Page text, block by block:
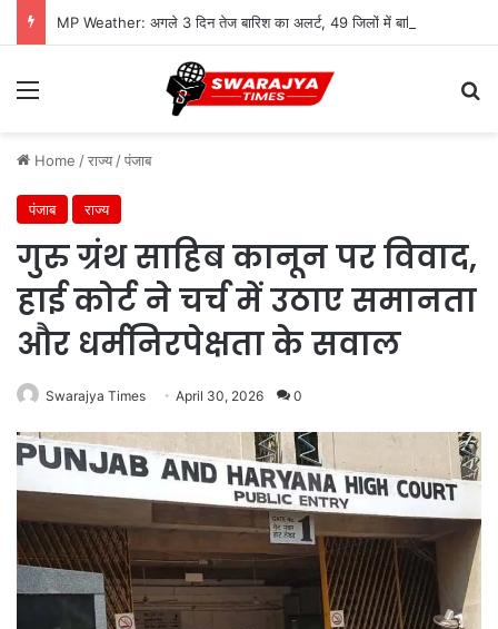
Menu
Home /राज्य /पंजाब
पंजाब राज्य
गुरु ग्रंथ साहिब कानून पर विवाद,
हाई कोर्ट ने चर्च में उठाए समानता
और धर्मनिरपेक्षता के सवाल
Swarajya Times April 30, 2026 0